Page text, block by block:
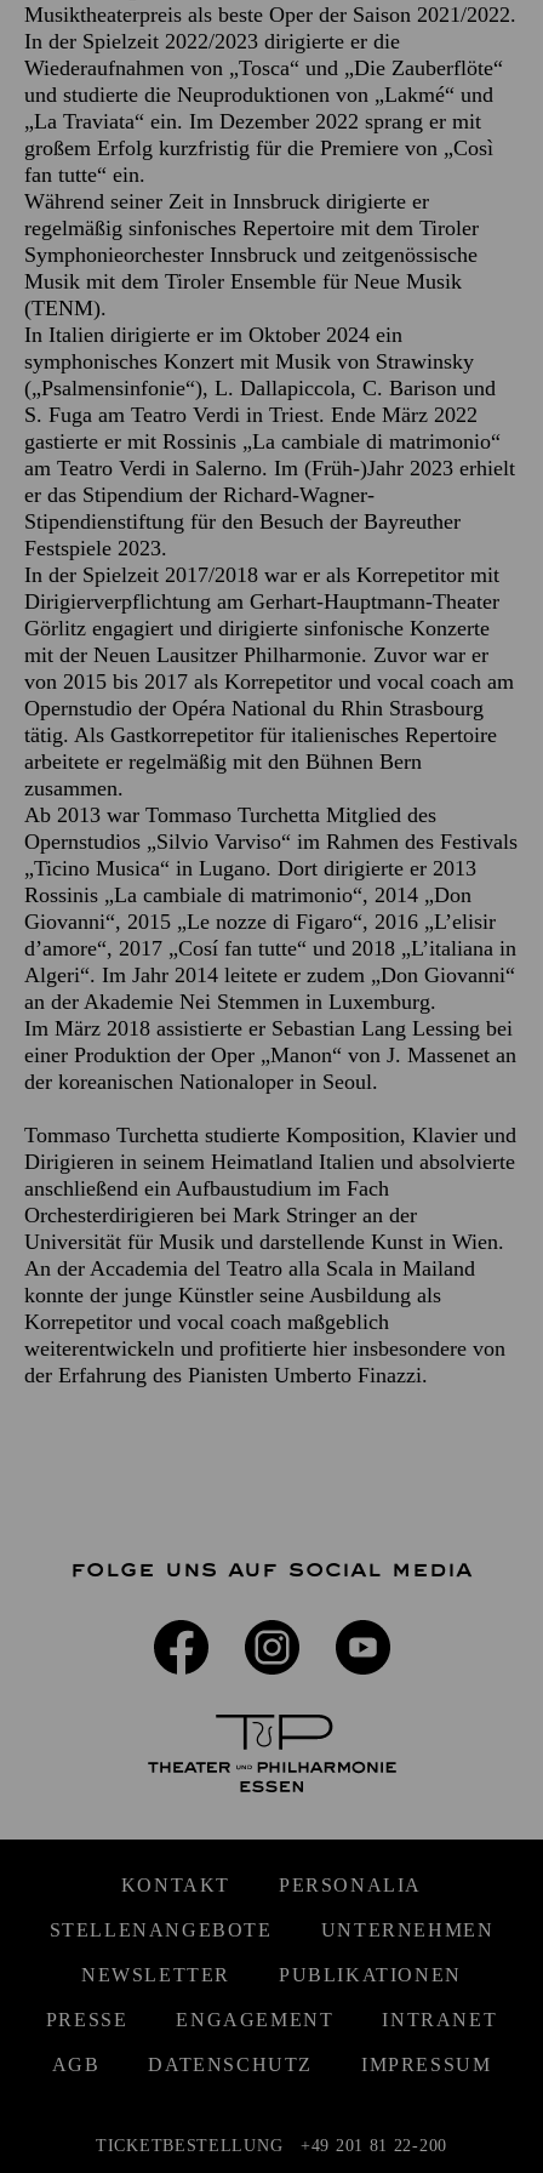
Musiktheaterpreis als beste Oper der Saison 2021/2022.
In der Spielzeit 2022/2023 dirigierte er die
Wiederaufnahmen von „Tosca“ und „Die Zauberflöte“
und studierte die Neuproduktionen von „Lakmé“ und
„La Traviata“ ein. Im Dezember 2022 sprang er mit
großem Erfolg kurzfristig für die Premiere von „Così
fan tutte“ ein.
Während seiner Zeit in Innsbruck dirigierte er
regelmäßig sinfonisches Repertoire mit dem Tiroler
Symphonieorchester Innsbruck und zeitgenössische
Musik mit dem Tiroler Ensemble für Neue Musik
(TENM).
In Italien dirigierte er im Oktober 2024 ein
symphonisches Konzert mit Musik von Strawinsky
(„Psalmensinfonie“), L. Dallapiccola, C. Barison und
S. Fuga am Teatro Verdi in Triest. Ende März 2022
gastierte er mit Rossinis „La cambiale di matrimonio“
am Teatro Verdi in Salerno. Im (Früh-)Jahr 2023 erhielt
er das Stipendium der Richard-Wagner-
Stipendienstiftung für den Besuch der Bayreuther
Festspiele 2023.
In der Spielzeit 2017/2018 war er als Korrepetitor mit
Dirigierverpflichtung am Gerhart-Hauptmann-Theater
Görlitz engagiert und dirigierte sinfonische Konzerte
mit der Neuen Lausitzer Philharmonie. Zuvor war er
von 2015 bis 2017 als Korrepetitor und vocal coach am
Opernstudio der Opéra National du Rhin Strasbourg
tätig. Als Gastkorrepetitor für italienisches Repertoire
arbeitete er regelmäßig mit den Bühnen Bern
zusammen.
Ab 2013 war Tommaso Turchetta Mitglied des
Opernstudios „Silvio Varviso“ im Rahmen des Festivals
„Ticino Musica“ in Lugano. Dort dirigierte er 2013
Rossinis „La cambiale di matrimonio“, 2014 „Don
Giovanni“, 2015 „Le nozze di Figaro“, 2016 „L’elisir
d’amore“, 2017 „Cosí fan tutte“ und 2018 „L’italiana in
Algeri“. Im Jahr 2014 leitete er zudem „Don Giovanni“
an der Akademie Nei Stemmen in Luxemburg.
Im März 2018 assistierte er Sebastian Lang Lessing bei
einer Produktion der Oper „Manon“ von J. Massenet an
der koreanischen Nationaloper in Seoul.
Tommaso Turchetta studierte Komposition, Klavier und
Dirigieren in seinem Heimatland Italien und absolvierte
anschließend ein Aufbaustudium im Fach
Orchesterdirigieren bei Mark Stringer an der
Universität für Musik und darstellende Kunst in Wien.
An der Accademia del Teatro alla Scala in Mailand
konnte der junge Künstler seine Ausbildung als
Korrepetitor und vocal coach maßgeblich
weiterentwickeln und profitierte hier insbesondere von
der Erfahrung des Pianisten Umberto Finazzi.
FOLGE UNS AUF SOCIAL MEDIA
KONTAKT PERSONALIA
STELLENANGEBOTE UNTERNEHMEN
NEWSLETTER PUBLIKATIONEN
PRESSE ENGAGEMENT INTRANET
AGB DATENSCHUTZ IMPRESSUM
TICKETBESTELLUNG +49 201 81 22-200